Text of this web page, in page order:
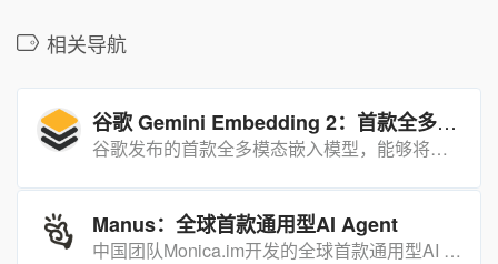
相关导航
谷歌 Gemini Embedding 2：首款全多模态嵌入模型，打破模态壁垒
谷歌发布的首款全多模态嵌入模型，能够将文本、图片、视频、音频和文档映射到统一嵌入向量空间，支持跨模态检索与分类。
Manus：全球首款通用型AI Agent
中国团队Monica.im开发的全球首款通用型AI Agent，能够独立思考、规划并执行复杂任务，直接交付完整成果。